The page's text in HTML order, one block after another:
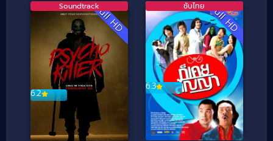
Full HD
6.2
Soundtrack Full HD
6.3
ซับไทย